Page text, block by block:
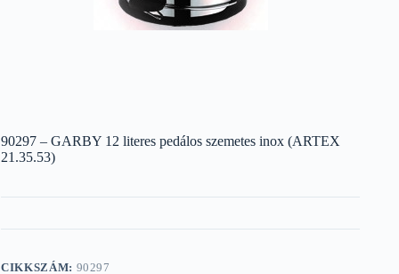
90297 – GARBY 12 literes pedálos szemetes inox (ARTEX
21.35.53)
CIKKSZÁM: 90297